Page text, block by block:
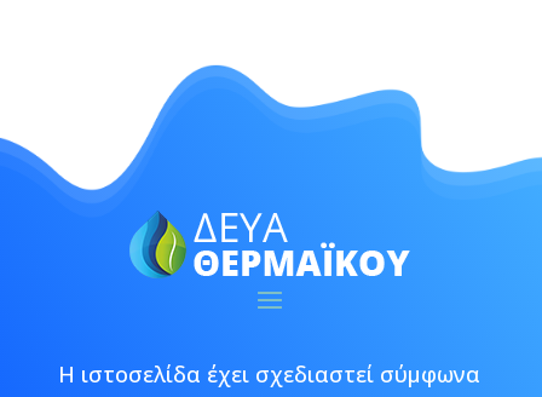
Η ιστοσελίδα έχει σχεδιαστεί σύμφωνα